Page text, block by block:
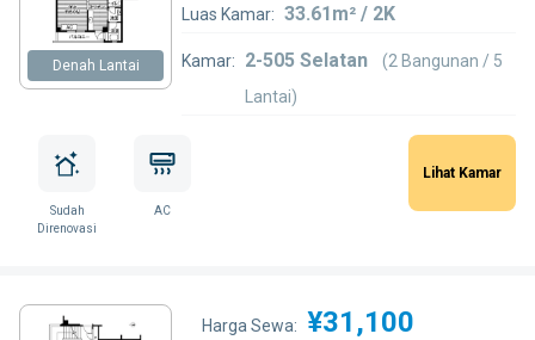
Denah Lantai
Luas Kamar: 33.61m² / 2K
Kamar: 2-505 Selatan
(2 Bangunan / 5
Lantai)
Sudah
Direnovasi
AC
Lihat Kamar
Harga Sewa: ¥31,100